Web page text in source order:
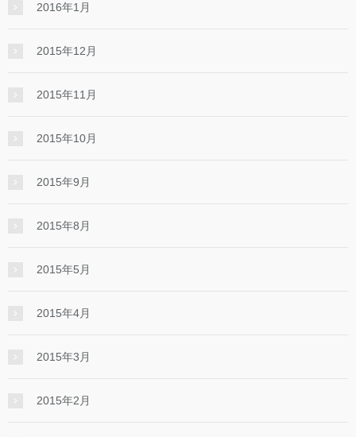
2016年1月
2015年12月
2015年11月
2015年10月
2015年9月
2015年8月
2015年5月
2015年4月
2015年3月
2015年2月